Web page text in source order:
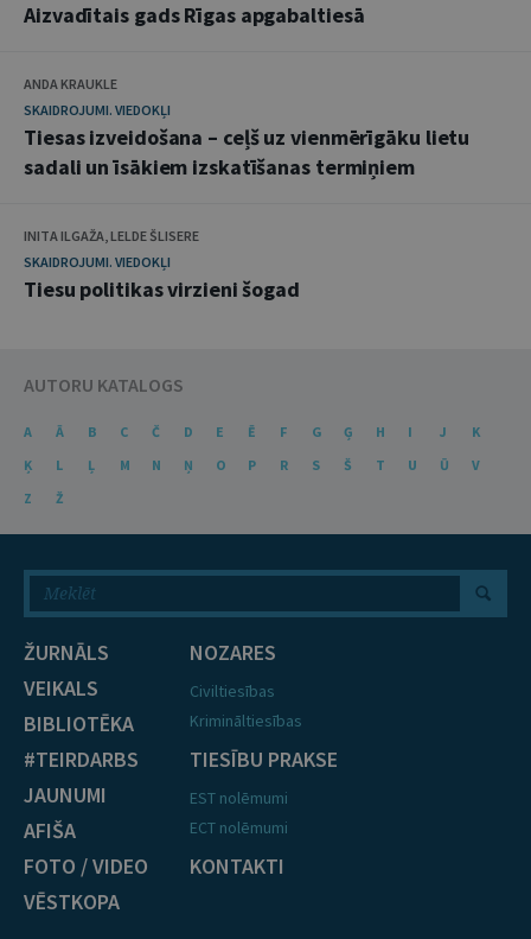
Aizvadītais gads Rīgas apgabaltiesā
ANDA KRAUKLE
SKAIDROJUMI. VIEDOKĻI
Tiesas izveidošana – ceļš uz vienmērīgāku lietu
sadali un īsākiem izskatīšanas termiņiem
INITA ILGAŽA, LELDE ŠLISERE
SKAIDROJUMI. VIEDOKĻI
Tiesu politikas virzieni šogad
AUTORU KATALOGS
A Ā B C Č D E Ē F G Ģ H I J
K
Ķ
L Ļ M N Ņ O P R S Š T U Ū
V
Z
Ž
ŽURNĀLS
VEIKALS
BIBLIOTĒKA
#TEIRDARBS
JAUNUMI
AFIŠA
FOTO / VIDEO
VĒSTKOPA
NOZARES
Civiltiesības
Krimināltiesības
TIESĪBU PRAKSE
EST nolēmumi
ECT nolēmumi
KONTAKTI